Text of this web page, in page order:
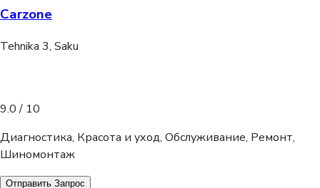
Carzone
Tehnika 3, Saku
9.0 / 10
Диагностика, Красота и уход, Обслуживание, Ремонт,
Шиномонтаж
Отправить Запрос